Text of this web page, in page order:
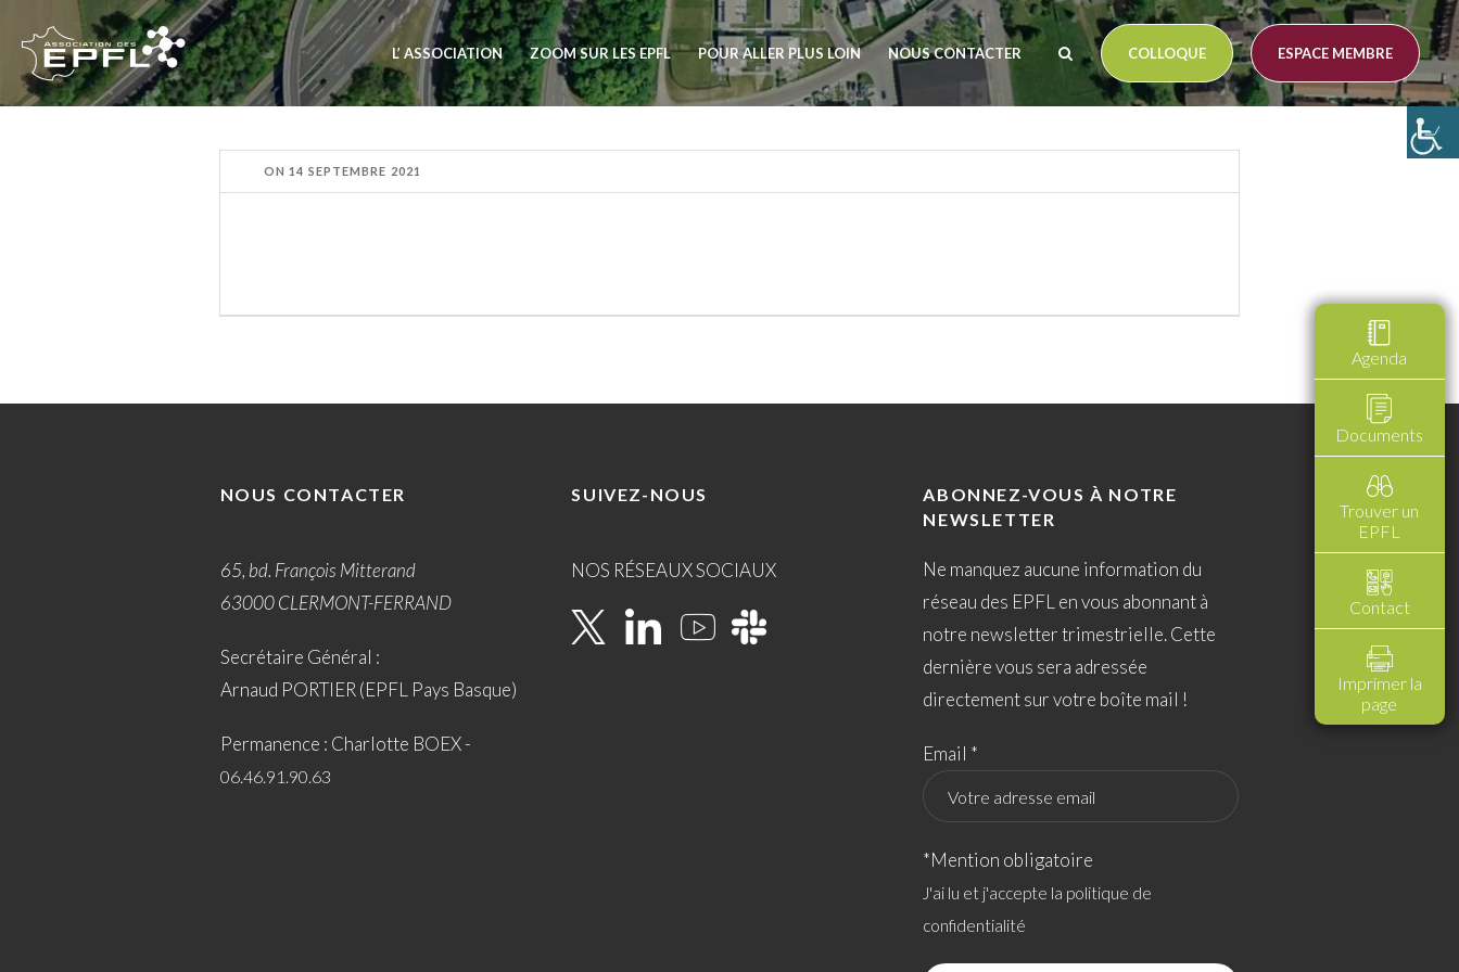
COLLOQUE ESPACE MEMBRE
L’ ASSOCIATION ZOOM SUR LES EPFL POUR ALLER PLUS LOIN NOUS CONTACTER
Agenda
Documents
Trouver un
EPFL
Contact
Imprimer la
page
ON14 SEPTEMBRE 2021
NOUS CONTACTER
65, bd. François Mitterand
63000 CLERMONT-FERRAND
Secrétaire Général :
Arnaud PORTIER (EPFL Pays Basque)
Permanence : Charlotte BOEX -
06.46.91.90.63
SUIVEZ-NOUS
NOS RÉSEAUX SOCIAUX
ABONNEZ-VOUS À NOTRE
NEWSLETTER
Ne manquez aucune information du
réseau des EPFL en vous abonnant à
notre newsletter trimestrielle. Cette
dernière vous sera adressée
directement sur votre boîte mail !
Email *
*Mention obligatoire
J'ai lu et j'accepte la politique de
confidentialité